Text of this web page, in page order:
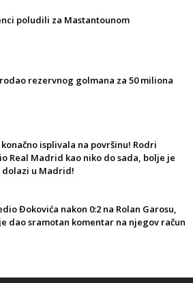
poludili za Mastantounom
rezervnog golmana za 50 miliona
isplivala na površinu! Rodri
Real Madrid kao niko do sada, bolje je
dolazi u Madrid!
Đokovića nakon 0:2 na Rolan Garosu,
dao sramotan komentar na njegov račun